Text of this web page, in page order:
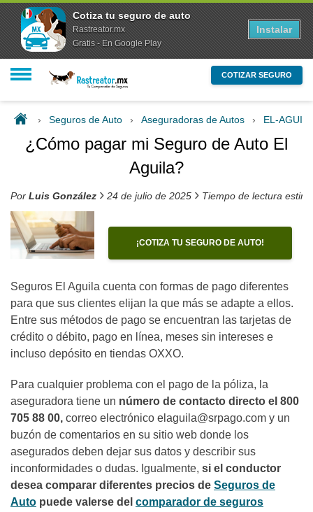
COTIZAR SEGURO
› Seguros de Auto › Aseguradoras de Autos › EL-
¿Cómo pagar mi Seguro de Auto El
Aguila?
Por Luis González › 24 de julio de 2025 › Tiempo de lectura
¡COTIZA TU SEGURO DE AUTO!
Seguros El Aguila cuenta con formas de pago diferentes
para que sus clientes elijan la que más se adapte a ellos.
Entre sus métodos de pago se encuentran las tarjetas de
crédito o débito, pago en línea, meses sin intereses e
incluso depósito en tiendas OXXO.
Para cualquier problema con el pago de la póliza, la
aseguradora tiene un número de contacto directo el 800
705 88 00, correo electrónico elaguila@srpago.com y un
buzón de comentarios en su sitio web donde los
asegurados deben dejar sus datos y describir sus
inconformidades o dudas. Igualmente, si el conductor
desea comparar diferentes precios de Seguros de
Auto puede valerse del comparador de seguros
Cotiza tu seguro de auto
Rastreator.mx
Gratis - En Google Play
Instalar